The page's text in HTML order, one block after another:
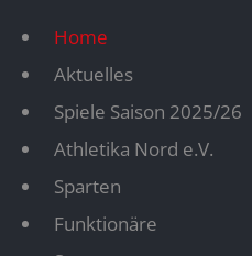
Home
Aktuelles
Spiele Saison 2025/26
Athletika Nord e.V.
Sparten
Funktionäre